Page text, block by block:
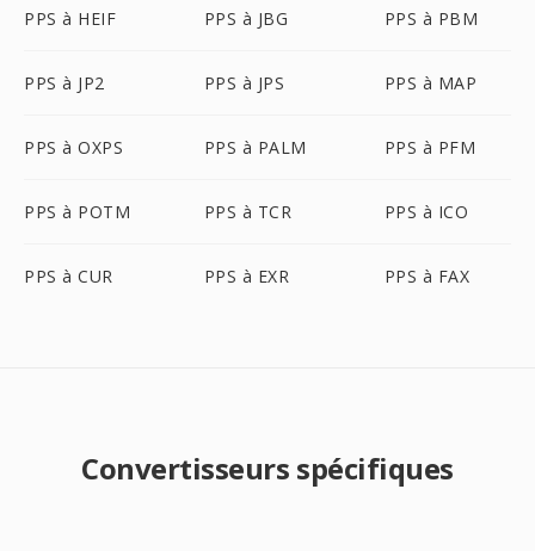
PPS à HEIF PPS à JBG PPS à PBM
PPS à JP2 PPS à JPS PPS à MAP
PPS à OXPS PPS à PALM PPS à PFM
PPS à POTM PPS à TCR PPS à ICO
PPS à CUR PPS à EXR PPS à FAX
Convertisseurs spécifiques